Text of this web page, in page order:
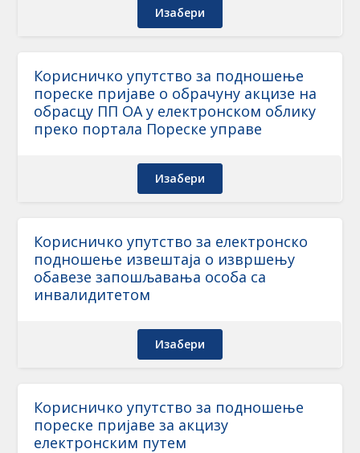
Изабери
Корисничко упутство за подношење
пореске пријаве о обрачуну акцизе на
обрасцу ПП ОА у електронском облику
преко портала Пореске управе
Изабери
Корисничко упутство за електронско
подношење извештаја о извршењу
обавезе запошљавања особа са
инвалидитетом
Изабери
Корисничко упутство за подношење
пореске пријаве за акцизу
електронским путем